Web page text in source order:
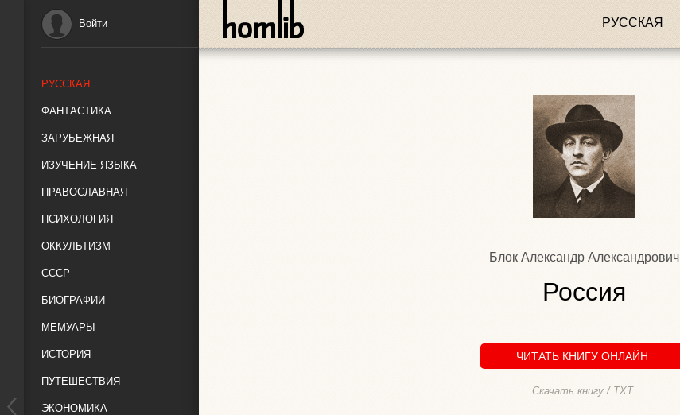
Войти
РУССКАЯ
ФАНТАСТИКА
ЗАРУБЕЖНАЯ
ИЗУЧЕНИЕ ЯЗЫКА
ПРАВОСЛАВНАЯ
ПСИХОЛОГИЯ
ОККУЛЬТИЗМ
СССР
БИОГРАФИИ
МЕМУАРЫ
ИСТОРИЯ
ПУТЕШЕСТВИЯ
ЭКОНОМИКА
РУССКАЯ
Блок Александр Александрович
Россия
ЧИТАТЬ КНИГУ ОНЛАЙН
Скачать книгу / TXT